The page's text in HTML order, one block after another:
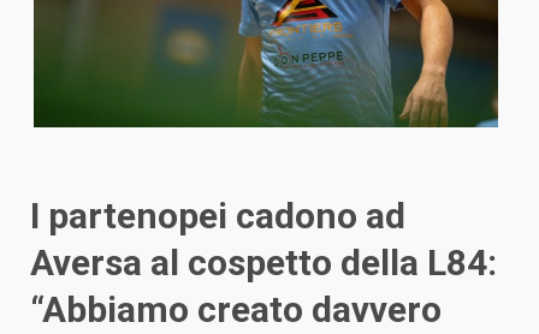
I partenopei cadono ad
Aversa al cospetto della L84:
“Abbiamo creato davvero